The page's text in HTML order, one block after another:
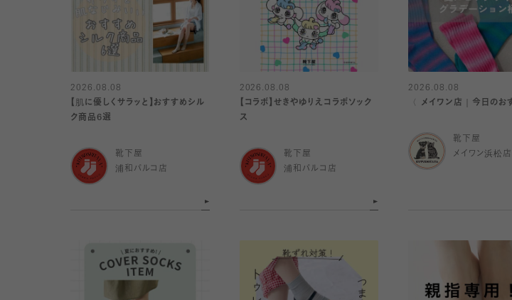
2026.08.08
【肌に優しくサラッと】おすすめシル
ク商品6選
靴下屋
浦和パルコ店
2026.08.08
【コラボ】せきやゆりえコラボソック
ス
靴下屋
浦和パルコ店
2026.08.08
〈 メイワン店｜今日のお
靴下屋
メイワン浜松店